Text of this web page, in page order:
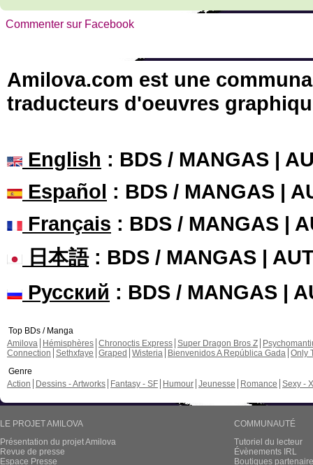
Commenter sur Facebook
Amilova.com est une
traducteurs d'oeuvres
English : BDS / MANGAS |
Español : BDS / MANGAS |
Français : BDS / MANGAS |
日本語: BDS / MANGAS |
Русский : BDS / MANGAS |
Top BDs / Manga
Amilova
Hémisphères Chronoctis Express Super Dragon Bros Z
Connection Sethxfaye Graped Wisteria Bienvenidos A República Gada Only
Genre
Action
Dessins - Artworks Fantasy - SF Humour Jeunesse Romance Sexy -
LE PROJET AMILOVA
Présentation du projet Amilova
Revue de presse
Espace Presse
COMMUNAUTÉ
Tutoriel du lecteur
Évènements IRL
Boutiques